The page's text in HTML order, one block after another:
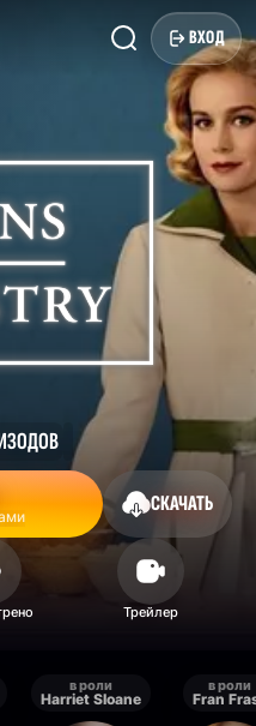
ВХОД
СКАЧАТЬ
в роли
Harriet Sloane
в роли
Fran